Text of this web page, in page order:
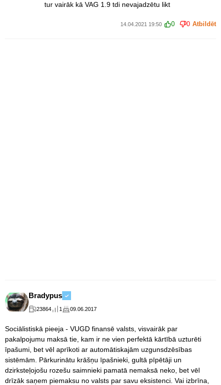
tur vairāk kā VAG 1.9 tdi nevajadzētu likt
14.04.2021 19:50 0 0 Atbildēt
Bradypus
23864 1 09.06.2017
Sociālistiskā pieeja - VUGD finansē valsts, visvairāk par
pakalpojumu maksā tie, kam ir ne vien perfektā kārtībā uzturēti
īpašumi, bet vēl aprīkoti ar automātiskajām uzgunsdzēsības
sistēmām. Pārkurinātu krāšņu īpašnieki, gultā pīpētāji un
dzirksteļojošu rozešu saimnieki pamatā nemaksā neko, bet vēl
drīzāk saņem piemaksu no valsts par savu eksistenci. Vai izbrīna,